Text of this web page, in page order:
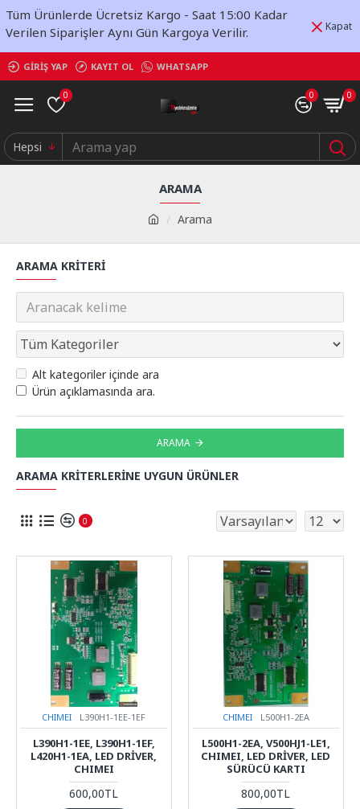
Tüm Ürünlerde Ücretsiz Kargo - Saat 15:00 Kadar
Verilen Siparişler Aynı Gün Kargoya Verilir.
Kapat
GIRIŞ YAP KAYIT OL WHATSAPP
0 0 0
Hepsi
Arama
ARAMA
ARAMA KRITERI
Alt kategoriler içinde ara
Ürün açıklamasında ara.
ARAMA
ARAMA KRITERLERINE UYGUN ÜRÜNLER
0
CHIMEI L390H1-1EE-1EF
L390H1-1EE, L390H1-1EF,
L420H1-1EA, LED DRIVER,
CHIMEI
600,00TL
CHIMEI L500H1-2EA
L500H1-2EA, V500HJ1-LE1,
CHIMEI, LED DRIVER, LED
SÜRÜCÜ KARTI
800,00TL